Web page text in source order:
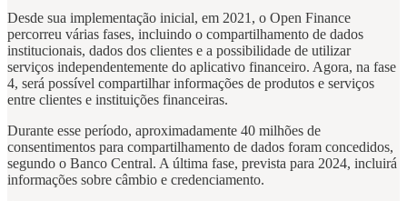
Desde sua implementação inicial, em 2021, o Open Finance
percorreu várias fases, incluindo o compartilhamento de dados
institucionais, dados dos clientes e a possibilidade de utilizar
serviços independentemente do aplicativo financeiro. Agora, na fase
4, será possível compartilhar informações de produtos e serviços
entre clientes e instituições financeiras.
Durante esse período, aproximadamente 40 milhões de
consentimentos para compartilhamento de dados foram concedidos,
segundo o Banco Central. A última fase, prevista para 2024, incluirá
informações sobre câmbio e credenciamento.